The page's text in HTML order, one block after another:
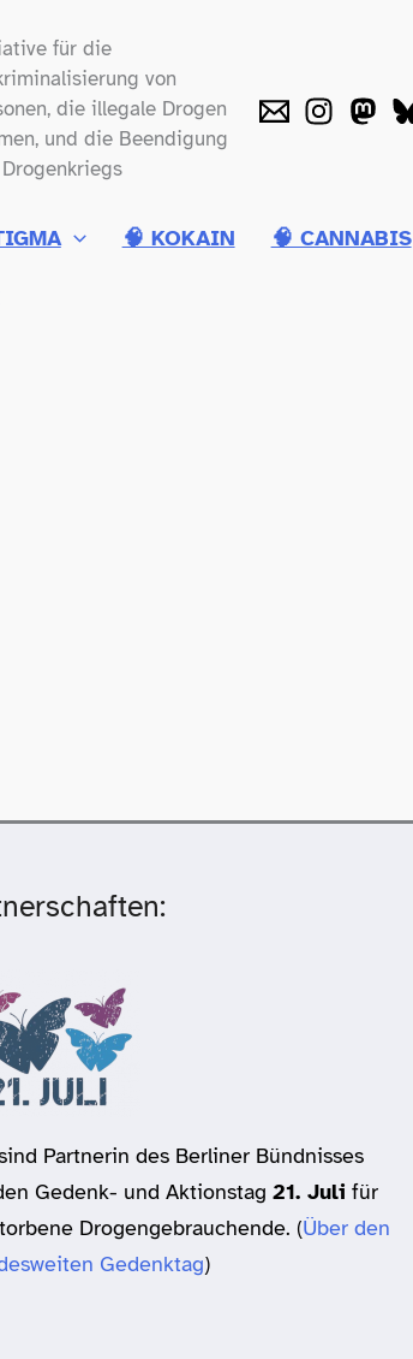
für die
von
die illegale Drogen
und die Beendigung
🧠 KOKAIN 🧠 CANNABIS
Partnerin des Berliner Bündnisses
Gedenk- und Aktionstag21. Juli für
Drogengebrauchende. (Über den
Gedenktag)